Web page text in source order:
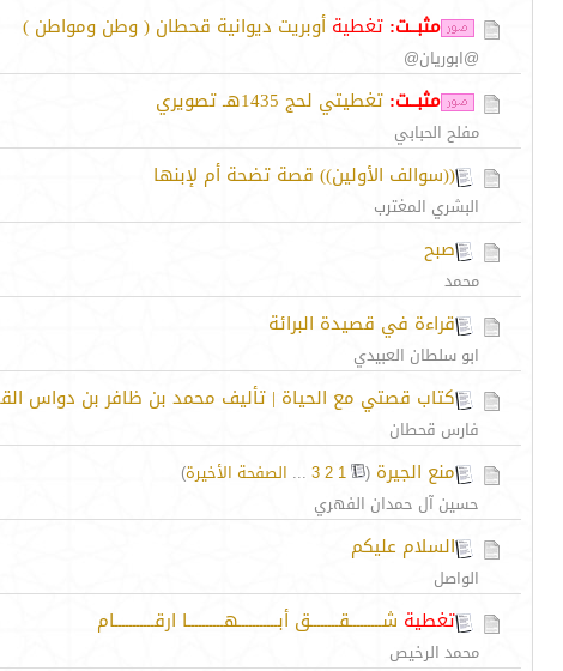
مثبــت: تغطية أوبريت ديوانية قحطان ( وطن ومواطن )
@ابوريان@
مثبــت: تغطيتي لحج 1435هـ تصويري
مفلح الحبابي
((سوالف الأولين)) قصة تضحة أم لإبنها
البشري المغترب
صبح
محمد
قراءة في قصيدة البرائة
ابو سلطان العبيدي
كتاب قصتي مع الحياة | تأليف محمد بن ظافر بن دواس
فارس قحطان
منع الجيرة (
1
2
3
... الصفحة الأخيرة)
حسين آل حمدان الفهري
السلام عليكم
الواصل
تغطية شـــــــــقــــــــق أبـــــــــــهــــــــــا ارقـــــــــــام
محمد الرخيص